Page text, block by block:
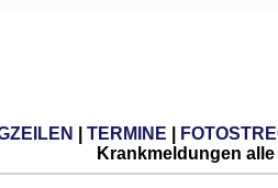
TERMINE
Krankmeldungen alle